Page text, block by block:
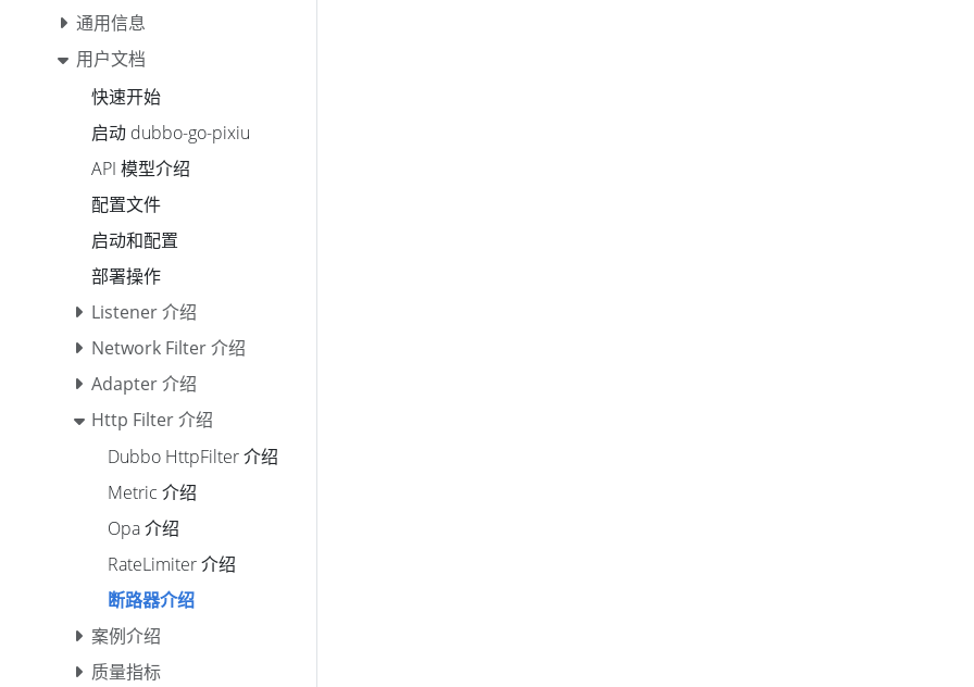
通用信息
用户文档
快速开始
启动 dubbo-go-pixiu
API 模型介绍
配置文件
启动和配置
部署操作
Listener 介绍
Network Filter 介绍
Adapter 介绍
Http Filter 介绍
Dubbo HttpFilter 介绍
Metric 介绍
Opa 介绍
RateLimiter 介绍
断路器介绍
案例介绍
质量指标